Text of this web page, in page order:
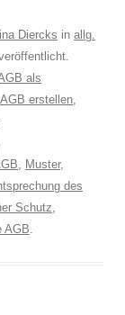
Diercks in allg.
als
AGB erstellen,
, Muster,
des
Schutz,
AGB.